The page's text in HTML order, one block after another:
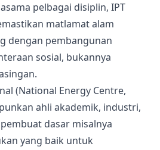
pelbagai disiplin, IPT
matlamat alam
dengan pembangunan
sosial, bukannya
(National Energy Centre,
ahli akademik, industri,
dasar misalnya
yang baik untuk